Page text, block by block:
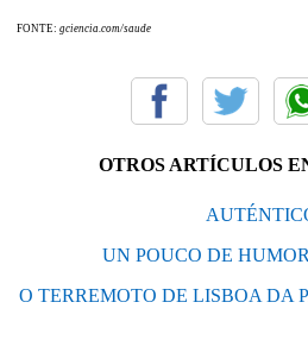
FONTE: gciencia.com/saude
OTROS ARTÍCULOS
UN POUCO DE
O TERREMOTO DE LISBOA DA